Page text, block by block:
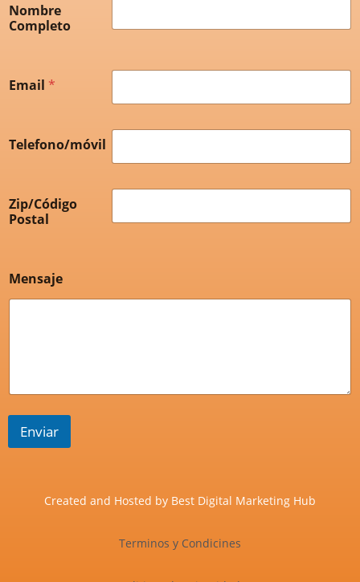
Nombre
Completo
Email *
Telefono/móvil
Zip/Código
Postal
Mensaje
Enviar
Created and Hosted by Best Digital Marketing Hub
Terminos y Condicines